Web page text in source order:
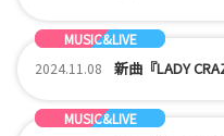
2024.11.08
NEWS
MUSIC&LIVE
新曲『LADY
NEWS
MUSIC&LIVE